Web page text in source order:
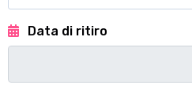
Data di ritiro